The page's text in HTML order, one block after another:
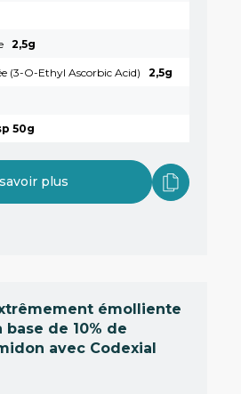
2,5g
(3-O-Ethyl Ascorbic Acid) 2,5g
50g
plus
émolliente
de 10% de
avec Codexial